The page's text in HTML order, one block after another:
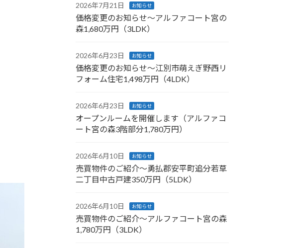
2026年7月21日 お知らせ
価格変更のお知らせ～アルファコート宮の
森1,680万円（3LDK）
2026年6月23日 お知らせ
価格変更のお知らせ～江別市萌えぎ野西リ
フォーム住宅1,498万円（4LDK）
2026年6月23日 お知らせ
オープンルームを開催します（アルファコ
ート宮の森3階部分1,780万円）
2026年6月10日 お知らせ
売買物件のご紹介～勇払郡安平町追分若草
二丁目中古戸建350万円（5LDK）
2026年6月10日 お知らせ
売買物件のご紹介～アルファコート宮の森
1,780万円（3LDK）